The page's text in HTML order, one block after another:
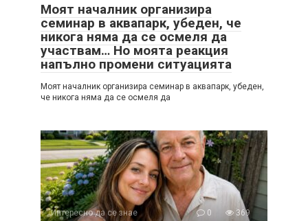
Моят началник организира
семинар в аквапарк, убеден, че
никога няма да се осмеля да
участвам… Но моята реакция
напълно промени ситуацията
Моят началник организира семинар в аквапарк, убеден,
че никога няма да се осмеля да
Интересно да се знае 0 369